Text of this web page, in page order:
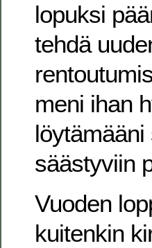
lopuksi
tehdä
meni ihan
säästyviin
Vuoden
kuitenkin